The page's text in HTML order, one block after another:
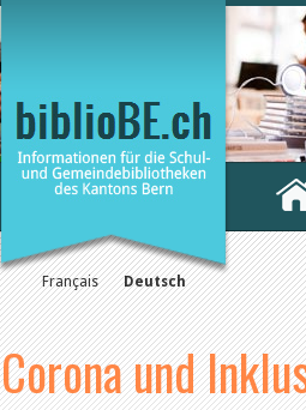
Français Deutsch
Corona und